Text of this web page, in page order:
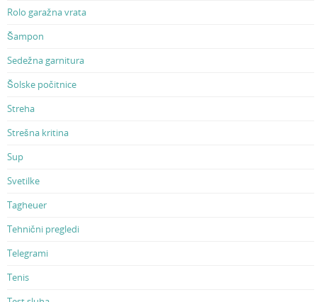
Rolo garažna vrata
Šampon
Sedežna garnitura
Šolske počitnice
Streha
Strešna kritina
Sup
Svetilke
Tagheuer
Tehnični pregledi
Telegrami
Tenis